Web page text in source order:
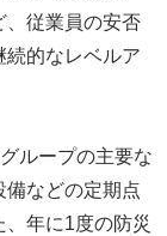
、従業員の安否
続的なレベルア
ループの主要な
備などの定期点
年に1度の防災